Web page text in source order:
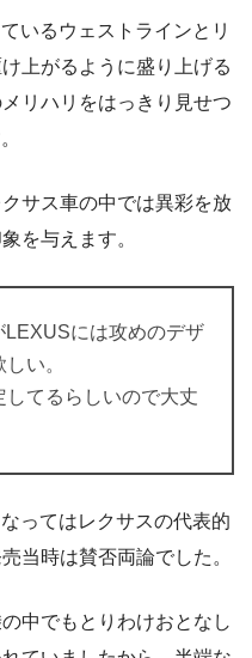
いるウェストラインとリ
上がるように盛り上げる
リハリをはっきり見せつ
サス車の中では異彩を放
を与えます。
には攻めのデザ
い。
てるらしいので大丈
ってはレクサスの代表的
当時は賛否両論でした。
中でもとりわけおとなし